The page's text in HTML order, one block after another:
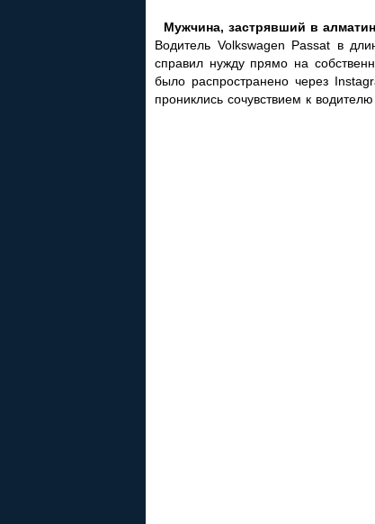
Мужчина, застрявший в
Водитель Volkswagen Passat в
справил нужду прямо на
было распространено через
прониклись сочувствием к